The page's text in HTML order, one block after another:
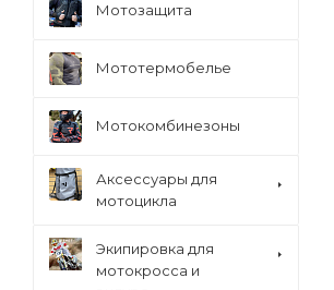
Мотозащита
Мототермобелье
Мотокомбинезоны
Аксессуары для
мотоцикла
Экипировка для
мотокросса и